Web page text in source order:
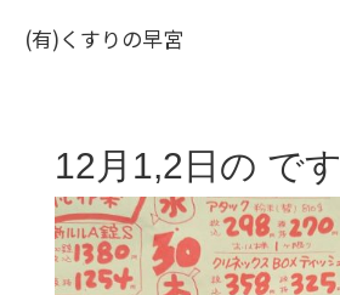
(有)くすりの早宮
12月1,2日の です